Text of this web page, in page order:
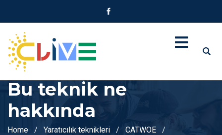
Bu teknik ne
hakkında
Home Yaratıcılık teknikleri
CATWOE